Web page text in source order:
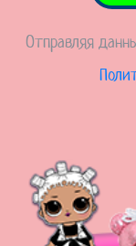
Отправляя